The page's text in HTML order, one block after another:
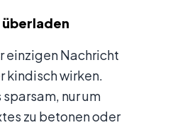
einzigen Nachricht
kindisch wirken.
nur um
zu betonen oder